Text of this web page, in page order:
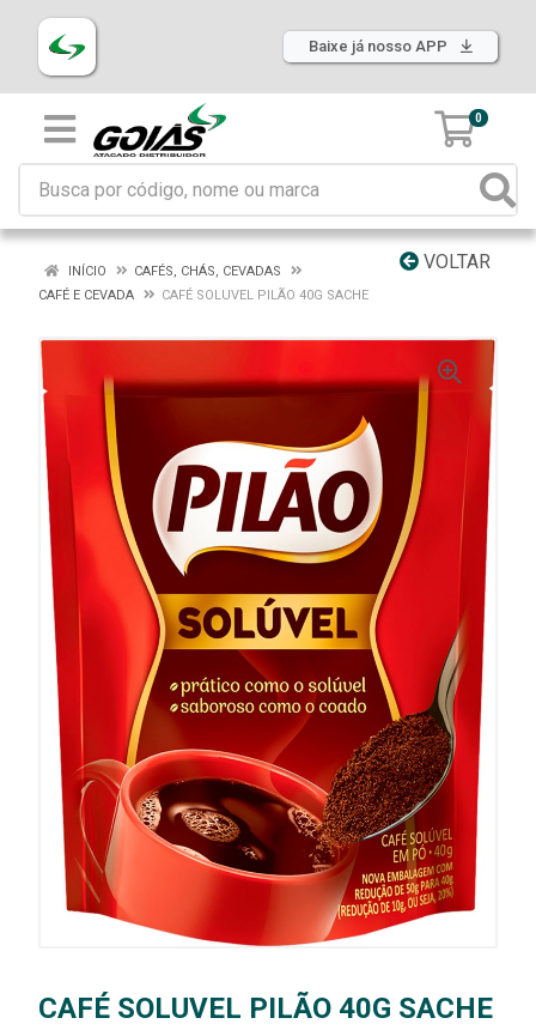
Baixe já nosso APP
0
VOLTAR
INÍCIO
CAFÉS, CHÁS, CEVADAS
CAFÉ E CEVADA
CAFÉ SOLUVEL PILÃO 40G SACHE
CAFÉ SOLUVEL PILÃO 40G SACHE